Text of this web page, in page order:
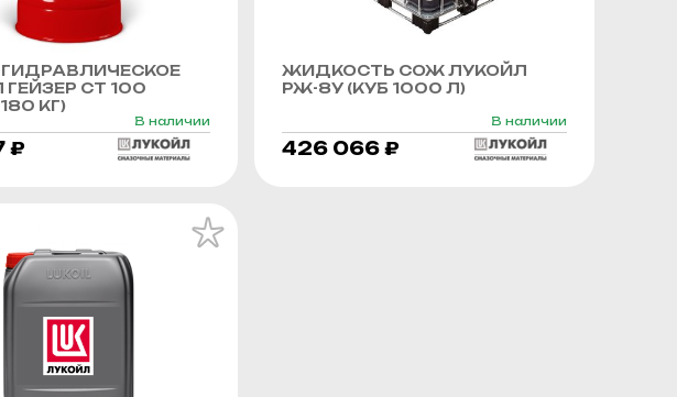
СТ 100
КГ)
В наличии
₽
ЖИДКОСТЬ СОЖ ЛУКОЙЛ
РЖ-8У (КУБ 1000 Л)
В наличии
426 066 ₽